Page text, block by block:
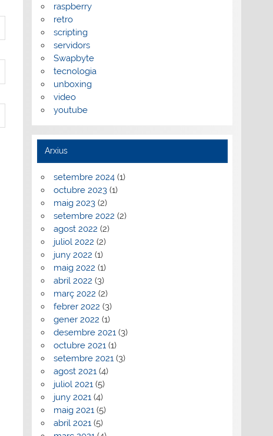
raspberry
retro
scripting
servidors
Swapbyte
tecnologia
unboxing
video
youtube
Arxius
setembre 2024(1)
octubre 2023(1)
maig 2023(2)
setembre 2022 (2)
agost 2022 (2)
juliol 2022 (2)
juny 2022 (1)
maig 2022 (1)
abril 2022 (3)
març 2022 (2)
febrer 2022 (3)
gener 2022 (1)
desembre 2021(3)
octubre 2021(1)
setembre 2021(3)
agost 2021(4)
juliol 2021(5)
juny 2021(4)
maig 2021(5)
abril 2021(5)